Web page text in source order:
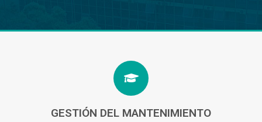
GESTIÓN DEL MANTENIMIENTO